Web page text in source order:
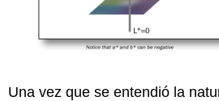
Una vez que se entendió la